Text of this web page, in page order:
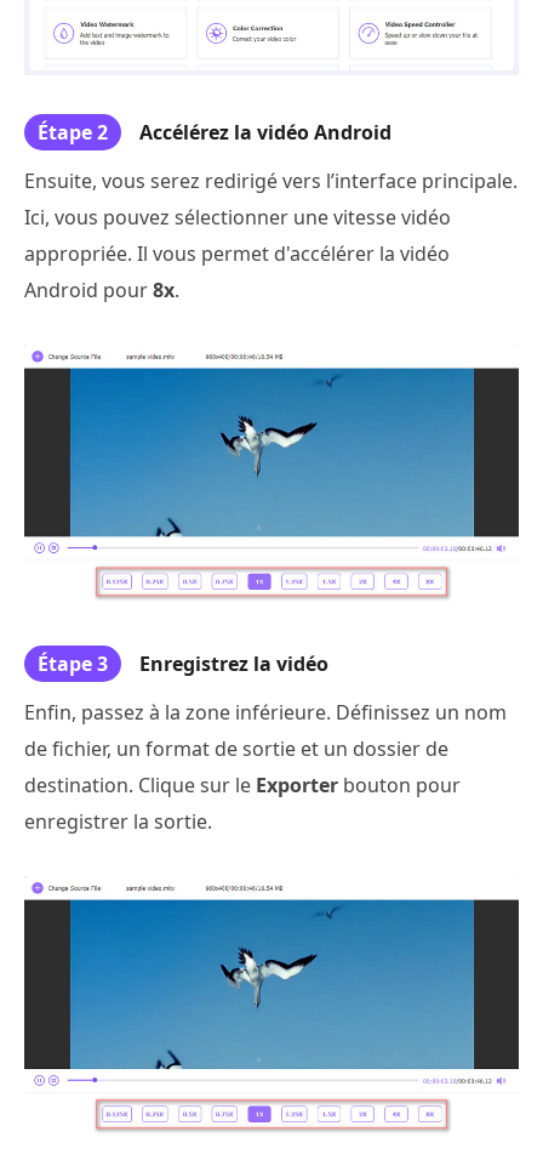
Étape 2
Accélérez la vidéo Android
Ensuite, vous serez redirigé vers l’interface principale.
Ici, vous pouvez sélectionner une vitesse vidéo
appropriée. Il vous permet d'accélérer la vidéo
Android pour8x.
Étape 3
Enregistrez la vidéo
Enfin, passez à la zone inférieure. Définissez un nom
de fichier, un format de sortie et un dossier de
destination. Clique sur le Exporter bouton pour
enregistrer la sortie.